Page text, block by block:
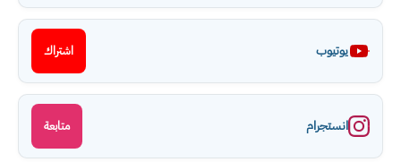
يوتيوب اشتراك
انستجرام متابعة